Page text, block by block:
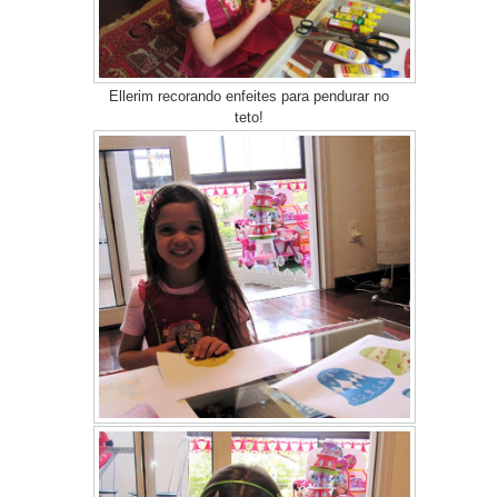
Ellerim recorando enfeites para pendurar no
teto!